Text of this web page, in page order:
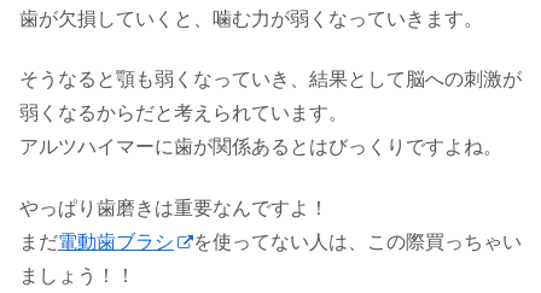
歯が欠損していくと、噛む力が弱くなっていきます。
そうなると顎も弱くなっていき、結果として脳への刺激が
弱くなるからだと考えられています。
アルツハイマーに歯が関係あるとはびっくりですよね。
やっぱり歯磨きは重要なんですよ！
まだ電動歯ブラシ
を使ってない人は、この際買っちゃい
ましょう！！